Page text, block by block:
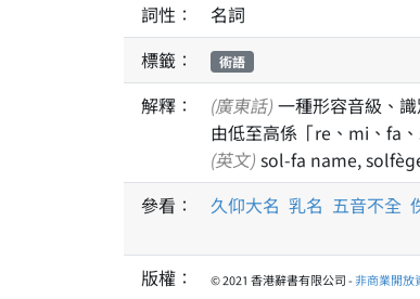
詞性：
名詞
標籤：
術語
解釋： (廣東話) 一種形容音級、
由低至高係「re、mi、fa
(英文) sol-fa name,
參看：
久仰大名 乳名 五音不全
版權： © 2021 香港辭書有限公司 -非商業開放